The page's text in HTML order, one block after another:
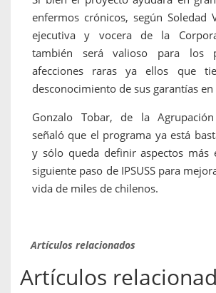
enfermos crónicos, según Soledad
ejecutiva y vocera de la
también será valioso para los
afecciones raras ya ellos que
desconocimiento de sus garantías en
Gonzalo Tobar, de la
señaló que el programa ya está
y sólo queda definir aspectos más
siguiente paso de IPSUSS para
vida de miles de chilenos.
Artículos relacionados
Artículos